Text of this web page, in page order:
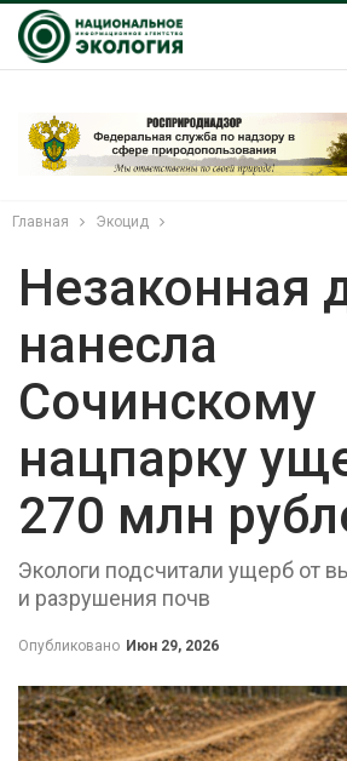
Главная Экоцид
Незаконная
нанесла
Сочинскому
нацпарку
270 млн
Экологи подсчитали ущерб от
и разрушения почв
Опубликовано Июн 29, 2026